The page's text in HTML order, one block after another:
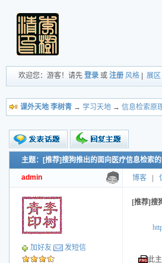
欢迎您：游客！请先 登录 或 注册 风格 展区
课外天地 李树青 → 学习天地 → 信息检索原
新的主题
投票帖
交易帖
小字报
主题：[推荐]搜狗推出的面向医疗信息检索
admin 博客
加好友 发短信
[推荐]搜
此